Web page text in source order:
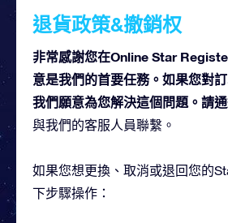
退貨政策&撤銷权
非常感謝您在Online Star
意是我們的首要任務。如果您對
我們願意為您解決這個問題。請
與我們的客服人員聯繫。
如果您想更換、取消或退回您的
下步驟操作：